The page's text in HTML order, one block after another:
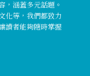
，涵蓋多元話題。
化等，我們都致力
讀者能夠隨時掌握